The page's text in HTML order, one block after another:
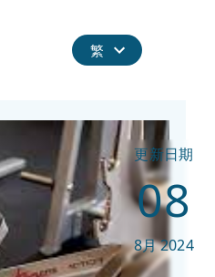
更新日期
08
8月2024
繁